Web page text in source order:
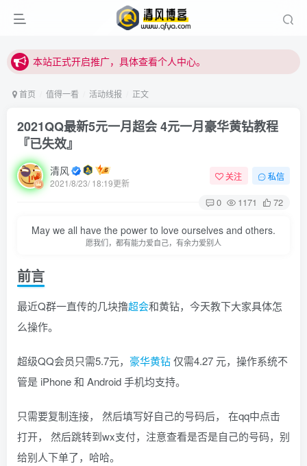
站内下载链接有问题请私信站长 - 清风博客
站内下载链接有问题请私信站长 - 清风博客
首页 值得一看 活动线报 正文
2021QQ最新5元一月超会 4元一月豪华黄钻教程
『已失效』
清风
2021/8/23/ 18:19更新
关注 私信
0 1171 72
May we all have the power to love ourselves and others.
愿我们，都有能力爱自己，有余力爱别人
前言
最近Q群一直传的几块撸超会和黄钻，今天教下大家具体怎
么操作。
超级QQ会员只需5.7元， 豪华黄钻仅需4.27 元，操作系统不
管是 iPhone 和 Android 手机均支持。
只需要复制连接， 然后填写好自己的号码后， 在qq中点击
打开， 然后跳转到wx支付，注意查看是否是自己的号码，别
给别人下单了，哈哈。
登录密码
登录
QQ登录
码云登录
百度登录